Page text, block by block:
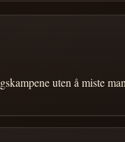
uten å miste